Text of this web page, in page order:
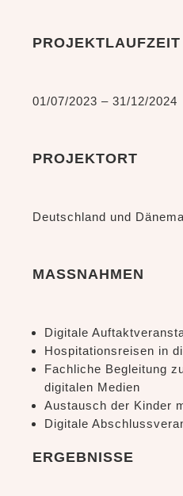
PROJEKTLAUFZEIT
01/07/2023 – 31/12/2024
PROJEKTORT
Deutschland und
MASSNAHMEN
Digitale
Hospitationsreisen in
Fachliche Begleitung
digitalen Medien
Austausch der Kinder
Digitale
ERGEBNISSE